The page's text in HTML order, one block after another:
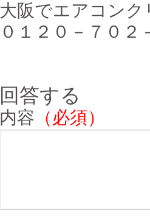
大阪でエアコン
０１２０－７０２
回答する
内容 （必須）